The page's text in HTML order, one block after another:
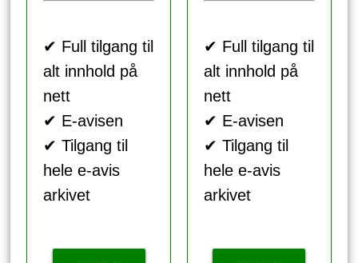
✔ Full tilgang til
alt innhold på
nett
✔ E-avisen
✔ Tilgang til
hele e-avis
arkivet
✔ Full tilgang til
alt innhold på
nett
✔ E-avisen
✔ Tilgang til
hele e-avis
arkivet